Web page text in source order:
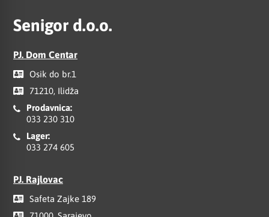
Senigor d.o.o.
PJ. Dom Centar
Osik do br.1
71210, Ilidža
Prodavnica:
033 230 310
Lager:
033 274 605
PJ. Rajlovac
Safeta Zajke 189